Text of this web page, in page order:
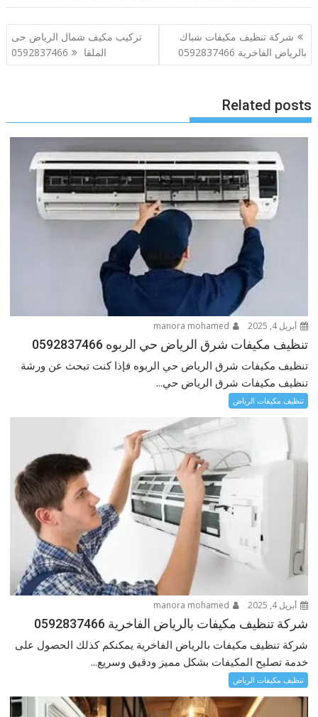
تصفّح
المقالات
شركة تنظيف مكيفات شباك
بالرياض الفاخرية 0592837466
تركيب مكيف شمال الرياض حى
الملقا 0592837466
Related posts
أبريل 4, 2025
تنظيف مكيفات شرق الرياض حي الربوه 0592837466
تنظيف مكيفات شرق الرياض حي الربوه فإذا كنت تبحث عن ورشة
تنظيف مكيفات شرق الرياض حي...
تنظيف مكيفات الرياض
أبريل 4, 2025
شركة تنظيف مكيفات بالرياض الفاخرية 0592837466
شركة تنظيف مكيفات بالرياض الفاخرية يمكنكم كذلك الحصول على
خدمة تصليح المكيفات بشكل مميز ودقيق وسريع...
تنظيف مكيفات الرياض